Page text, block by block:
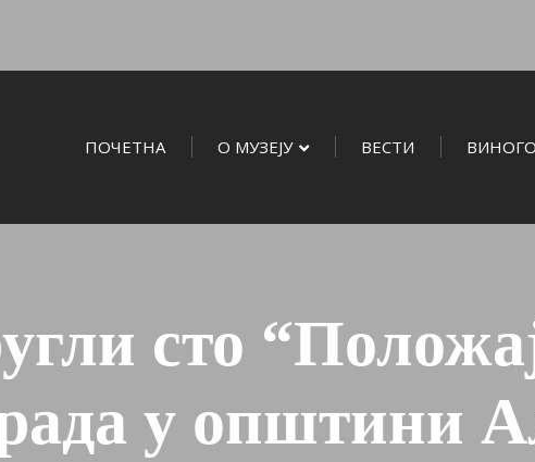
ПОЧЕТНА О МУЗЕЈУ ВЕСТИ
сто
у општини